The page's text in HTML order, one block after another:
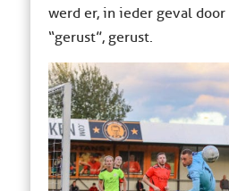
werd er, in ieder geval
“gerust”, gerust.